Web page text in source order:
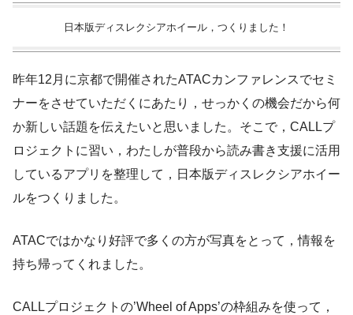
日本版ディスレクシアホイール，つくりました！
昨年12月に京都で開催されたATACカンファレンスでセミ
ナーをさせていただくにあたり，せっかくの機会だから何
か新しい話題を伝えたいと思いました。そこで，CALLプ
ロジェクトに習い，わたしが普段から読み書き支援に活用
しているアプリを整理して，日本版ディスレクシアホイー
ルをつくりました。
ATACではかなり好評で多くの方が写真をとって，情報を
持ち帰ってくれました。
CALLプロジェクトの’Wheel of Apps’の枠組みを使って，